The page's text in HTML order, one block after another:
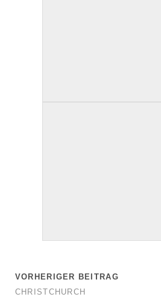
VORHERIGER BEITRAG
CHRISTCHURCH